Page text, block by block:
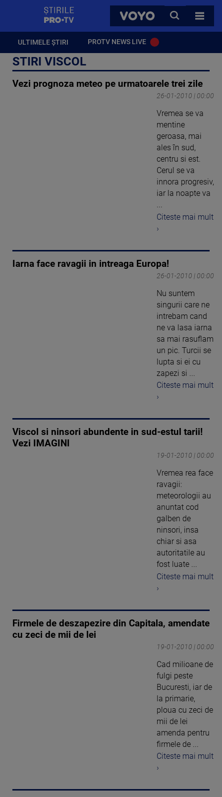
VOYO
CAUTA
TOATE
ULTIMELE ȘTIRI PROTV NEWS LIVE
STIRI VISCOL
Vezi prognoza meteo pe urmatoarele trei zile
26-01-2010 | 00:00
Vremea se va
mentine
geroasa, mai
ales în sud,
centru si est.
Cerul se va
innora progresiv,
iar la noapte va
...
Citeste mai mult
›
Iarna face ravagii in intreaga Europa!
26-01-2010 | 00:00
Nu suntem
singurii care ne
intrebam cand
ne va lasa iarna
sa mai rasuflam
un pic. Turcii se
lupta si ei cu
zapezi si ...
Citeste mai mult
›
Viscol si ninsori abundente in sud-estul tarii!
Vezi IMAGINI
19-01-2010 | 00:00
Vremea rea face
ravagii:
meteorologii au
anuntat cod
galben de
ninsori, insa
chiar si asa
autoritatile au
fost luate ...
Citeste mai mult
›
Firmele de deszapezire din Capitala, amendate
cu zeci de mii de lei
19-01-2010 | 00:00
Cad milioane de
fulgi peste
Bucuresti, iar de
la primarie,
ploua cu zeci de
mii de lei
amenda pentru
firmele de ...
Citeste mai mult
›